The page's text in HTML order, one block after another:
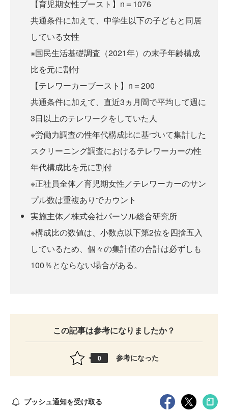
【育児期女性ブースト】n＝1076
共通条件に加えて、中学生以下の子どもと同居
している女性
※国民生活基礎調査（2021年）の末子年齢構成
比を元に割付
【テレワーカーブースト】n＝200
共通条件に加えて、直近3ヵ月間で平均して週に
3日以上のテレワークをしていた人
※労働力調査の性年代構成比に基づいて集計した
スクリーニング調査におけるテレワーカーの性
年代構成比を元に割付
※正社員全体／育児期女性／テレワーカーのサン
プル数は重複ありでカウント
実施主体／株式会社パーソル総合研究所
※構成比の数値は、小数点以下第2位を四捨五入
しているため、個々の集計値の合計は必ずしも
100％とならない場合がある。
この記事は参考になりましたか？
0 参考になった
プッシュ通知を受け取る